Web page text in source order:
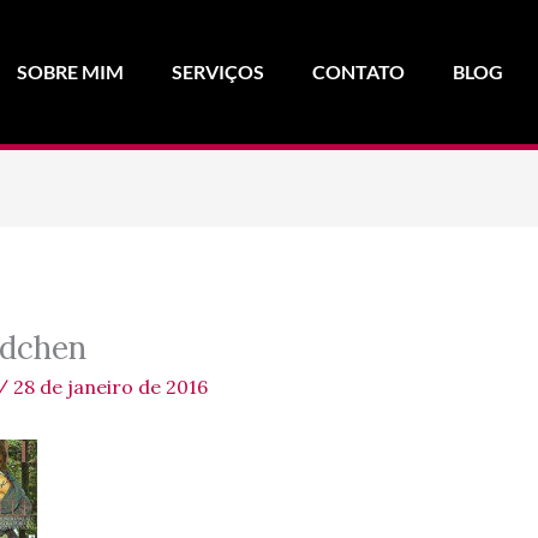
SOBRE MIM SERVIÇOS CONTATO BLOG
/ 28 de janeiro de 2016